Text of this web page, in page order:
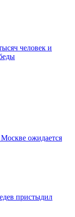
человек и
ожидается
пристыдил